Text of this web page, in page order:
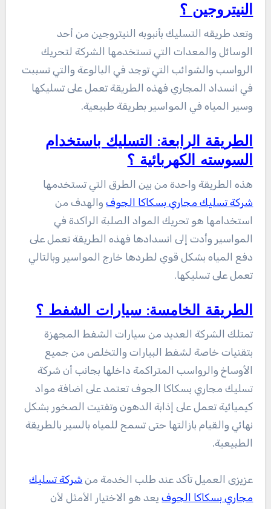
النيتروجين ؟
وتعد طريقه التسليك بأنبوبه النيتروجين من أحد
الوسائل والمعدات التي تستخدمها الشركة لتحريك
الرواسب والشوائب التي توجد في البالوعة والتي تسببت
في انسداد المجاري فهذه الطريقة تعمل على تسليكها
وسير المياه في المواسير بطريقة طبيعية.
الطريقة الرابعة: التسليك باستخدام
السوسته الكهربائية ؟
هذه الطريقة واحدة من بين الطرق التي تستخدمها
شركة تسليك مجاري بسكاكا الجوفوالهدف من
استخدامها هو تحريك المواد الصلبة الراكدة في
المواسير وأدت إلى انسدادها فهذه الطريقة تعمل على
دفع المياه بشكل قوي لطردها خارج المواسير وبالتالي
تعمل على تسليكها.
الطريقة الخامسة: سيارات الشفط ؟
تمتلك الشركة العديد من سيارات الشفط المجهزة
بتقنيات خاصة لشفط البيارات والتخلص من جميع
الأوساخ والرواسب المتراكمة داخلها بجانب أن شركة
تسليك مجاري بسكاكا الجوف تعتمد على اضافة مواد
كيميائية تعمل على إذابة الدهون وتفتيت الصخور بشكل
نهائي والقيام بازالتها حتى تسمح للمياه بالسير بالطريقة
الطبيعية.
عزيزى العميل تأكد عند طلب الخدمة من شركة تسليك
مجاري بسكاكا الجوفيعد هو الاختيار الأمثل لأن